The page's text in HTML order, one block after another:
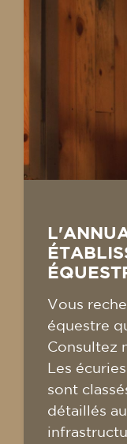
Vous
équestre
Consultez
Les
sont
détaillés